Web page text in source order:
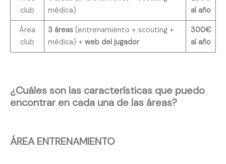
club
médica)
al año
Área
club
3 áreas (entrenamiento + scouting +
médica) +web del jugador
300€
al año
¿Cuáles son las características que puedo
encontrar en cada una de las áreas?
ÁREA ENTRENAMIENTO